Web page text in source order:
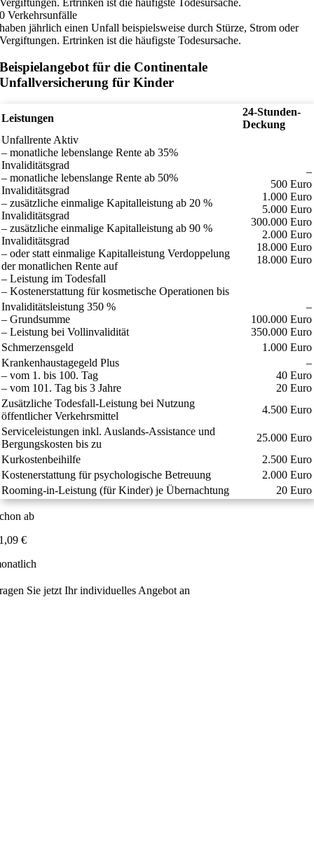
0 Verkehrsunfälle
haben jährlich einen Unfall beispielsweise durch Stürze, Strom oder
Vergiftungen. Ertrinken ist die häufigste Todesursache.
Beispielangebot für die Continentale
Unfallversicherung für Kinder
Leistungen
24-Stunden-
Deckung
Unfallrente Aktiv
– monatliche lebenslange Rente ab 35%
Invaliditätsgrad
– monatliche lebenslange Rente ab 50%
Invaliditätsgrad
– zusätzliche einmalige Kapitalleistung ab 20 %
Invaliditätsgrad
– zusätzliche einmalige Kapitalleistung ab 90 %
Invaliditätsgrad
– oder statt einmalige Kapitalleistung Verdoppelung
der monatlichen Rente auf
– Leistung im Todesfall
– Kostenerstattung für kosmetische Operationen bis
–
500 Euro
1.000 Euro
5.000 Euro
300.000 Euro
2.000 Euro
18.000 Euro
18.000 Euro
Invaliditätsleistung 350 %
– Grundsumme
– Leistung bei Vollinvalidität
–
100.000 Euro
350.000 Euro
Schmerzensgeld
1.000 Euro
Krankenhaustagegeld Plus
– vom 1. bis 100. Tag
– vom 101. Tag bis 3 Jahre
–
40 Euro
20 Euro
Zusätzliche Todesfall-Leistung bei Nutzung
öffentlicher Verkehrsmittel
4.500 Euro
Serviceleistungen inkl. Auslands-Assistance und
Bergungskosten bis zu
25.000 Euro
Kurkostenbeihilfe
2.500 Euro
Kostenerstattung für psychologische Betreuung
2.000 Euro
Rooming-in-Leistung (für Kinder) je Übernachtung
20 Euro
ab
€
Sie jetzt Ihr individuelles Angebot an